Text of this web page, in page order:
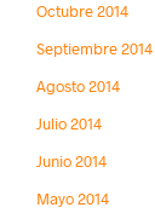
Octubre 2014
Septiembre 2014
Agosto 2014
Julio 2014
Junio 2014
Mayo 2014